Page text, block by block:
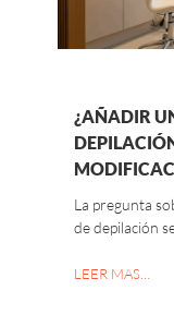
¿AÑADIR
La pregunta
de depilación
LEER MAS…